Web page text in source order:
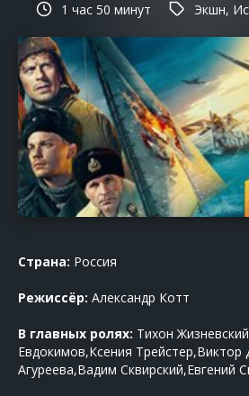
1 час 50 минут Экшн,
Страна: Россия
Режиссёр: Александр Котт
В главных ролях: Тихон
Евдокимов,Ксения
Агуреева,Вадим Сквирский,Евгений